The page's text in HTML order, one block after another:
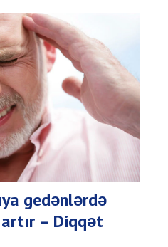
gedənlərdə
– Diqqət